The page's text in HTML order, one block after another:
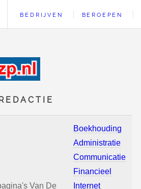
Van De
Boekhouding
Administratie
Communicatie
Financieel
Internet
BEDRIJVEN BEROEPEN